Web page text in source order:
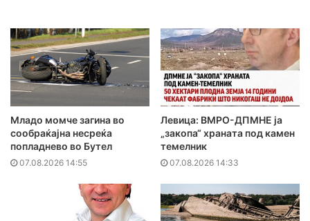
Младо момче загина во
сообраќајна несреќа
попладнево во Бутел
07.08.2026 14:55
Левица: ВМРО-ДПМНЕ ја
„закопа“ храната под камен
темелник
07.08.2026 14:33